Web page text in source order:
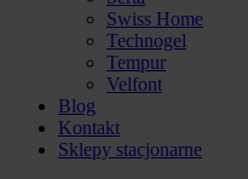
Swiss Home
Technogel
Tempur
Velfont
Blog
Kontakt
Sklepy stacjonarne